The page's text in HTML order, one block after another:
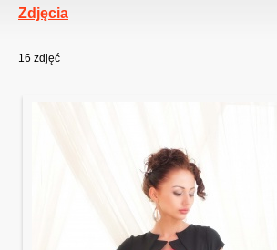
Zdjęcia
16 zdjęć